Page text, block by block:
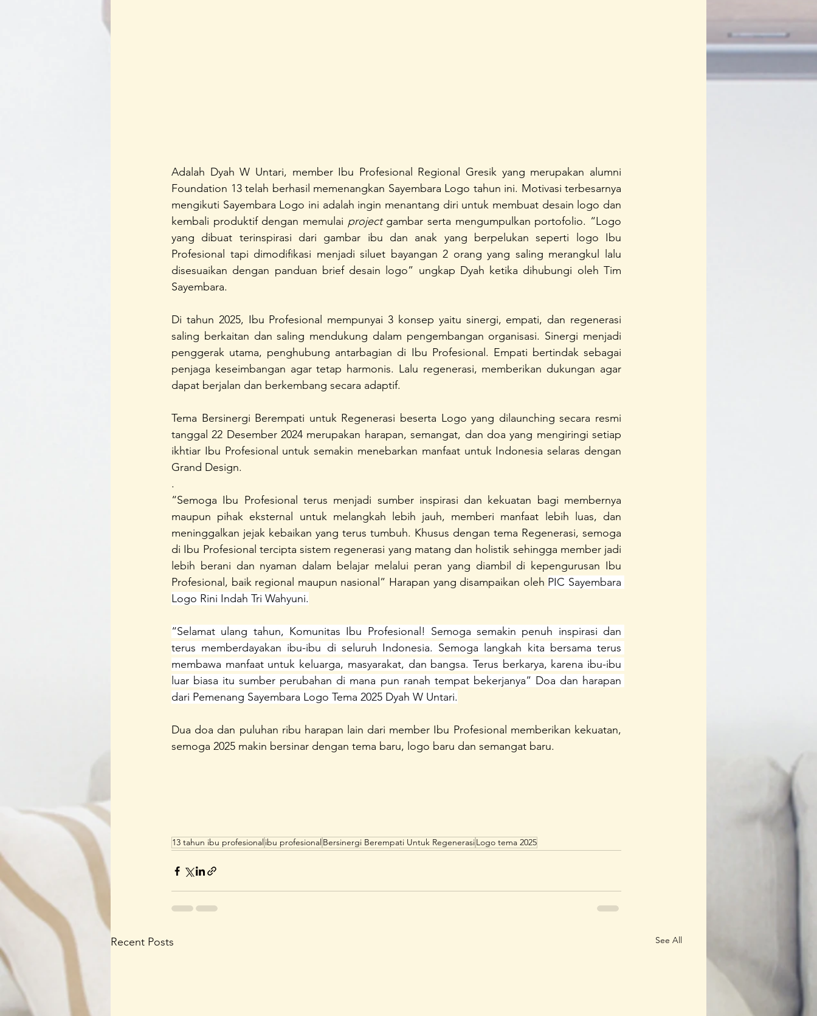
Adalah Dyah W Untari, member Ibu Profesional Regional Gresik yang merupakan alumni
Foundation 13 telah berhasil memenangkan Sayembara Logo tahun ini. Motivasi terbesarnya
mengikuti Sayembara Logo ini adalah ingin menantang diri untuk membuat desain logo dan
kembali produktif dengan memulai project gambar serta mengumpulkan portofolio. “Logo
yang dibuat terinspirasi dari gambar ibu dan anak yang berpelukan seperti logo Ibu
Profesional tapi dimodifikasi menjadi siluet bayangan 2 orang yang saling merangkul lalu
disesuaikan dengan panduan brief desain logo” ungkap Dyah ketika dihubungi oleh Tim
Sayembara.
Di tahun 2025, Ibu Profesional mempunyai 3 konsep yaitu sinergi, empati, dan regenerasi
saling berkaitan dan saling mendukung dalam pengembangan organisasi. Sinergi menjadi
penggerak utama, penghubung antarbagian di Ibu Profesional. Empati bertindak sebagai
penjaga keseimbangan agar tetap harmonis. Lalu regenerasi, memberikan dukungan agar
dapat berjalan dan berkembang secara adaptif.
Tema Bersinergi Berempati untuk Regenerasi beserta Logo yang dilaunching secara resmi
tanggal 22 Desember 2024 merupakan harapan, semangat, dan doa yang mengiringi setiap
ikhtiar Ibu Profesional untuk semakin menebarkan manfaat untuk Indonesia selaras dengan
Grand Design.
.
“Semoga Ibu Profesional terus menjadi sumber inspirasi dan kekuatan bagi membernya
maupun pihak eksternal untuk melangkah lebih jauh, memberi manfaat lebih luas, dan
meninggalkan jejak kebaikan yang terus tumbuh. Khusus dengan tema Regenerasi, semoga
di Ibu Profesional tercipta sistem regenerasi yang matang dan holistik sehingga member jadi
lebih berani dan nyaman dalam belajar melalui peran yang diambil di kepengurusan Ibu
Profesional, baik regional maupun nasional” Harapan yang disampaikan oleh PIC Sayembara
Logo Rini Indah Tri Wahyuni.
“Selamat ulang tahun, Komunitas Ibu Profesional! Semoga semakin penuh inspirasi dan
terus memberdayakan ibu-ibu di seluruh Indonesia. Semoga langkah kita bersama terus
membawa manfaat untuk keluarga, masyarakat, dan bangsa. Terus berkarya, karena ibu-ibu
luar biasa itu sumber perubahan di mana pun ranah tempat bekerjanya” Doa dan harapan
dari Pemenang Sayembara Logo Tema 2025 Dyah W Untari.
Dua doa dan puluhan ribu harapan lain dari member Ibu Profesional memberikan kekuatan,
semoga 2025 makin bersinar dengan tema baru, logo baru dan semangat baru.
13 tahun ibu profesionalibu profesionalBersinergi Berempati Untuk RegenerasiLogo tema 2025
Recent Posts See All